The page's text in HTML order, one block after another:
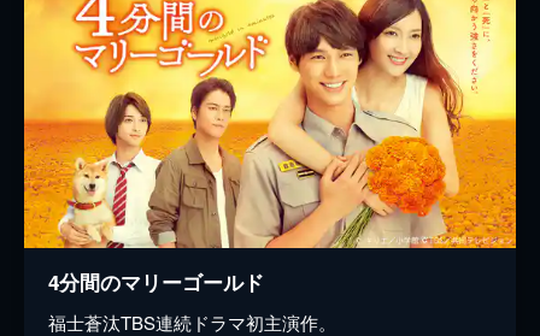
4分間のマリーゴールド
福士蒼汰TBS連続ドラマ初主演作。